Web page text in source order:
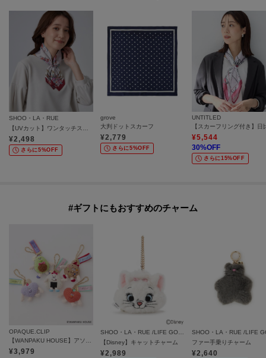
SHOO・LA・RUE
【UVカット】ワンタッチスカーフ【マグネット式】
¥2,498
さらに5%OFF
grove
大判ドットスカーフ
¥2,779
さらに5%OFF
UNTITLED
¥5,544
30%OFF
さらに15%OFF
#ギフトにもおすすめのチャーム
OPAQUE.CLIP
¥3,979
【Disney】キャットチャーム
¥2,989
ファー手乗りチャーム
¥2,640